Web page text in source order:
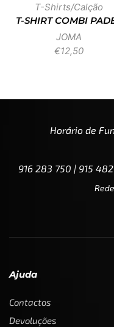
T-Shirts/Calção
T-SHIRT COMBI
JOMA
€12,50
Horário de
916 283 750 | 915
Ajuda
Contactos
Devoluções